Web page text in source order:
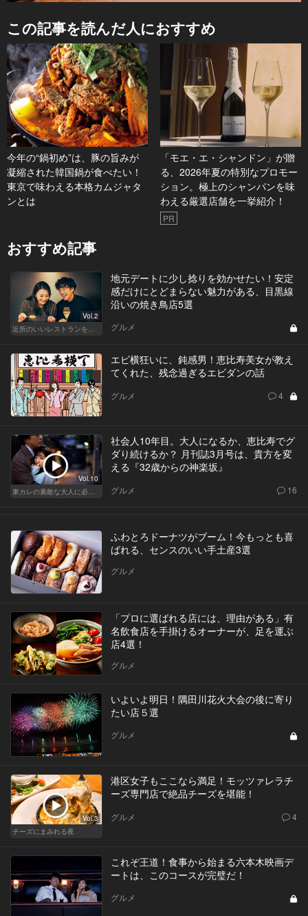
この記事を読んだ人におすすめ
今年の“鍋初め”は、豚の旨みが
凝縮された韓国鍋が食べたい！
東京で味わえる本格カムジャタ
ンとは
「モエ・エ・シャンドン」が贈
る、2026年夏の特別なプロモー
ション。極上のシャンパンを味
わえる厳選店舗を一挙紹介！
PR
おすすめ記事
Vol.2
近所のいいレストランを知りたい！東横、目黒線、世田谷などを深堀！
地元デートに少し捻りを効かせたい！安定
感だけにとどまらない魅力がある、目黒線
沿いの焼き鳥店5選
グルメ
エビ横狂いに、鈍感男！恵比寿美女が教え
てくれた、残念過ぎるエビダンの話
グルメ 4
Vol.10
東カレの素敵な大人に必要なこと
社会人10年目。大人になるか、恵比寿でグ
ダり続けるか？ 月刊誌3月号は、貴方を変
える『32歳からの神楽坂』
グルメ 16
ふわとろドーナツがブーム！今もっとも喜
ばれる、センスのいい手土産3選
グルメ
「プロに選ばれる店には、理由がある」有
名飲食店を手掛けるオーナーが、足を運ぶ
店4選！
グルメ
いよいよ明日！隅田川花火大会の後に寄り
たい店５選
グルメ
Vol.3
チーズにまみれる夜
港区女子もここなら満足！モッツァレラチ
ーズ専門店で絶品チーズを堪能！
グルメ 4
これぞ王道！食事から始まる六本木映画デ
ートは、このコースが完璧だ！
グルメ